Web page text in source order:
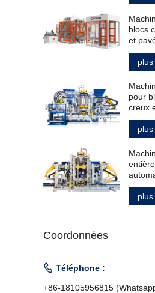
blocs
et
plus
pour
creux
plus
plus
Coordonnées
 Téléphone :
+86-18105956815